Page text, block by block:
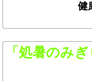
健
「処暑のみ